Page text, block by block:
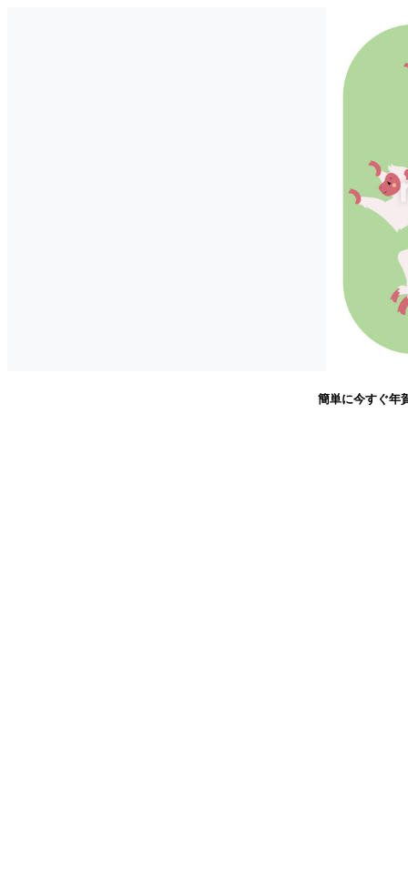
簡単に今すぐ年